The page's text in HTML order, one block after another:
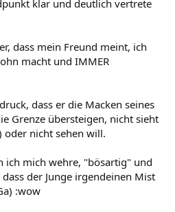
klar und deutlich vertrete
dass mein Freund meint, ich
macht und IMMER
dass er die Macken seines
Grenze übersteigen, nicht sieht
oder nicht sehen will.
ich mich wehre, "bösartig" und
der Junge irgendeinen Mist
:wow